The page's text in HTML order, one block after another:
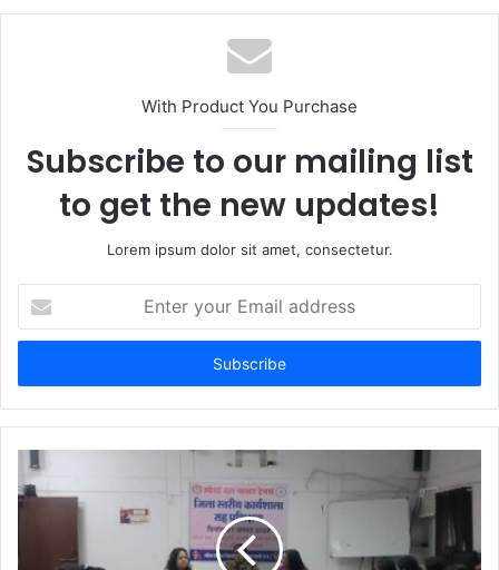
b
s
i
e
With Product You Purchase
Subscribe to our mailing list
to get the new updates!
Lorem ipsum dolor sit amet, consectetur.
t
r
y
E